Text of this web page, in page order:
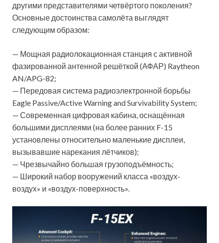
другими представителями четвёртого поколения?
Основные достоинства самолёта выглядят
следующим образом:
— Мощная радиолокационная станция с активной
фазированной антенной решёткой (АФАР) Raytheon
AN/APG-82;
— Передовая система радиоэлектронной борьбы
Eagle Passive/Active Warning and Survivability System;
— Современная цифровая кабина, оснащённая
большими дисплеями (на более ранних F-15
установлены относительно маленькие дисплеи,
вызывавшие нарекания лётчиков);
— Чрезвычайно большая грузоподъёмность;
— Широкий набор вооружений класса «воздух-
воздух» и «воздух-поверхность».